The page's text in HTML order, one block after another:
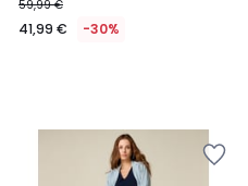
59,99 €
41,99 € -30%